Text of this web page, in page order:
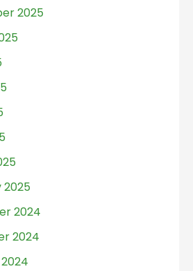
2025
2025
2024
2024